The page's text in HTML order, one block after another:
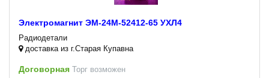
Электромагнит ЭМ-24М-52412-65 УХЛ4
Радиодетали
доставка из г.Старая Купавна
Договорная Торг возможен